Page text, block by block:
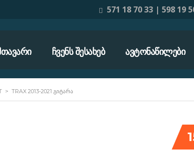
571 18 70 33 | 598 19
ᲩᲕᲔᲜᲡ ᲨᲔᲡᲐᲮᲔᲑ ᲐᲕᲢᲝᲜᲐᲬᲘᲚᲔᲑᲘ
> TRAX 2013-2021 ᲒᲘᲢᲐᲠᲐ